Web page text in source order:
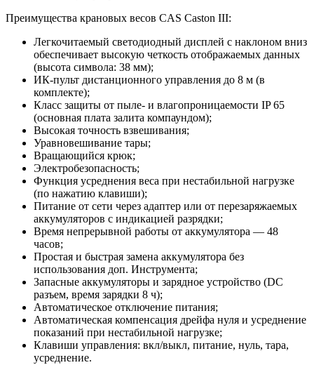
Преимущества крановых весов CAS Caston III:
Легкочитаемый светодиодный дисплей с наклоном вниз
обеспечивает высокую четкость отображаемых данных
(высота символа: 38 мм);
ИК-пульт дистанционного управления до 8 м (в
комплекте);
Класс защиты от пыле- и влагопроницаемости IP 65
(основная плата залита компаундом);
Высокая точность взвешивания;
Уравновешивание тары;
Вращающийся крюк;
Электробезопасность;
Функция усреднения веса при нестабильной нагрузке
(по нажатию клавиши);
Питание от сети через адаптер или от перезаряжаемых
аккумуляторов с индикацией разрядки;
Время непрерывной работы от аккумулятора — 48
часов;
Простая и быстрая замена аккумулятора без
использования доп. Инструмента;
Запасные аккумуляторы и зарядное устройство (DC
разъем, время зарядки 8 ч);
Автоматическое отключение питания;
Автоматическая компенсация дрейфа нуля и усреднение
показаний при нестабильной нагрузке;
Клавиши управления: вкл/выкл, питание, нуль, тара,
усреднение.